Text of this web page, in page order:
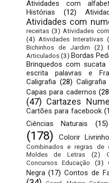
Atividades com
Histórias
(12)
Atividades com
receitas (3) Atividades
(4) Atividades Interativas
Bichinhos de Jardim (2)
Articulados (3) Bordas
Brinquedos com sucata
escrita palavras e
Caligrafia (28)
Capas para cadernos
(47) Cartazes
Cartões para facebook
Ciências Naturais
(15)
(178)
Colorir
Combinados e regras de
Moldes de Letras
(2)
Concursos Educação
(3)
Negra (17) Contos de